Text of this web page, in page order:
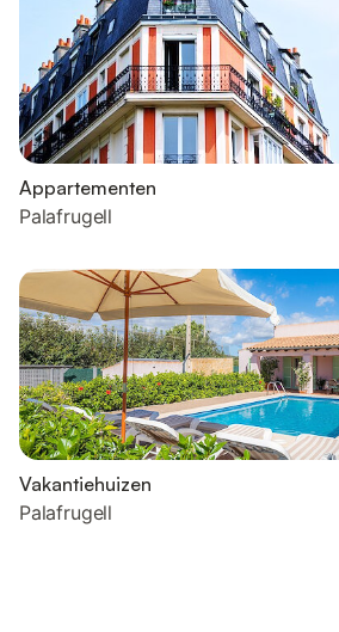
Appartementen
Palafrugell
Vakantiehuizen
Palafrugell